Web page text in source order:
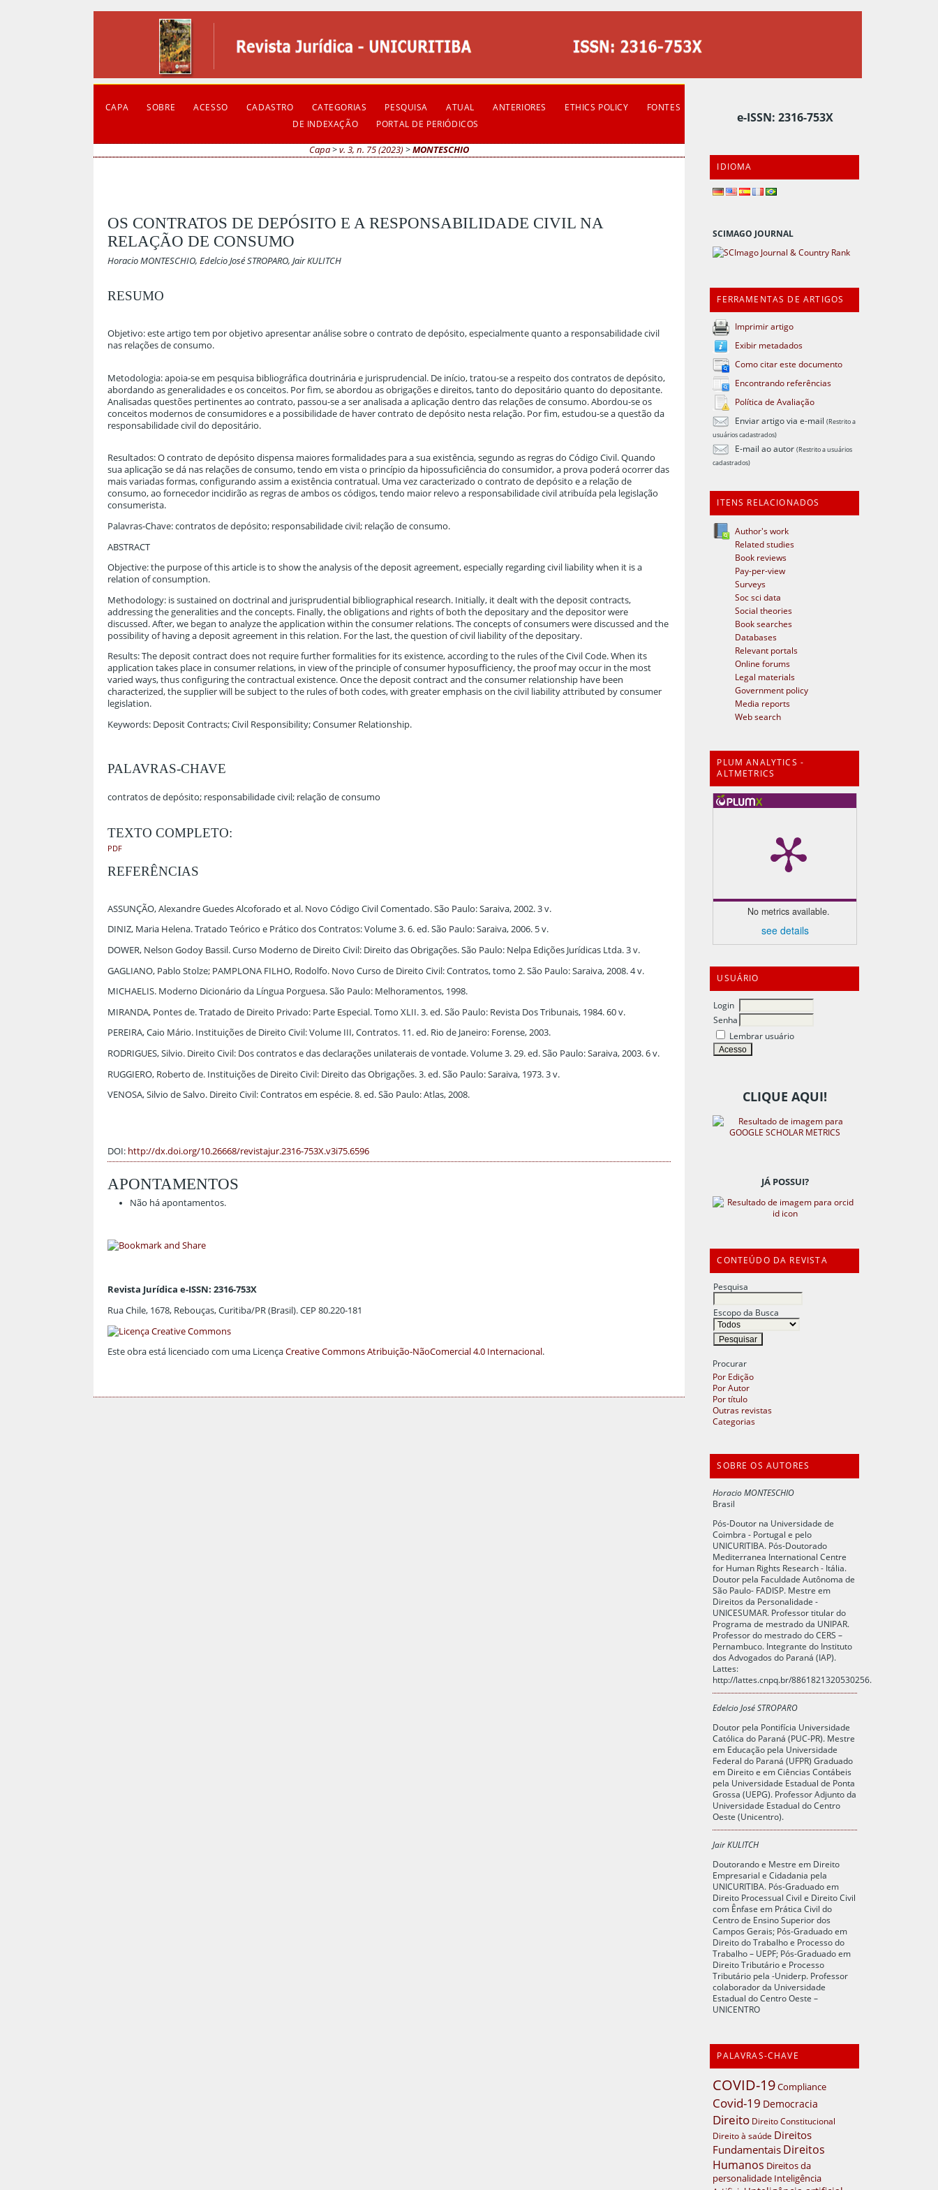
e-ISSN: 2316-753X
IDIOMA
SCIMAGO JOURNAL
FERRAMENTAS DE ARTIGOS
Imprimir artigo
Exibir metadados
Como citar este documento
Encontrando referências
Política de Avaliação
Enviar artigo via e-mail(Restrito a
usuários cadastrados)
E-mail ao autor(Restrito a usuários
cadastrados)
ITENS RELACIONADOS
Author's work
Related studies
Book reviews
Pay-per-view
Surveys
Soc sci data
Social theories
Book searches
Databases
Relevant portals
Online forums
Legal materials
Government policy
Media reports
Web search
PLUM ANALYTICS -
ALTMETRICS
No metrics available.
see details
USUÁRIO
Login
Senha
Lembrar usuário
CLIQUE AQUI!
JÁ POSSUI?
CONTEÚDO DA REVISTA
Pesquisa
Escopo da Busca
Procurar
Por Edição
Por Autor
Por título
Outras revistas
Categorias
SOBRE OS AUTORES
Horacio MONTESCHIO
Brasil
Pós-Doutor na Universidade de
Coimbra - Portugal e pelo
UNICURITIBA. Pós-Doutorado
Mediterranea International Centre
for Human Rights Research - Itália.
Doutor pela Faculdade Autônoma de
São Paulo- FADISP. Mestre em
Direitos da Personalidade -
UNICESUMAR. Professor titular do
Programa de mestrado da UNIPAR.
Professor do mestrado do CERS –
Pernambuco. Integrante do Instituto
dos Advogados do Paraná (IAP).
Lattes:
http://lattes.cnpq.br/8861821320530256.
Edelcio José STROPARO
Doutor pela Pontifícia Universidade
Católica do Paraná (PUC-PR). Mestre
em Educação pela Universidade
Federal do Paraná (UFPR) Graduado
em Direito e em Ciências Contábeis
pela Universidade Estadual de Ponta
Grossa (UEPG). Professor Adjunto da
Universidade Estadual do Centro
Oeste (Unicentro).
Jair KULITCH
Doutorando e Mestre em Direito
Empresarial e Cidadania pela
UNICURITIBA. Pós-Graduado em
Direito Processual Civil e Direito Civil
com Ênfase em Prática Civil do
Centro de Ensino Superior dos
Campos Gerais; Pós-Graduado em
Direito do Trabalho e Processo do
Trabalho – UEPF; Pós-Graduado em
Direito Tributário e Processo
Tributário pela -Uniderp. Professor
colaborador da Universidade
Estadual do Centro Oeste –
UNICENTRO
PALAVRAS-CHAVE
COVID-19Compliance
Covid-19 Democracia
Direito Direito Constitucional
Direito à saúde Direitos
Fundamentais Direitos
Humanos Direitos da
personalidade Inteligência
CAPA SOBRE ACESSO CADASTRO CATEGORIAS PESQUISA ATUAL ANTERIORES ETHICS POLICY
FONTES
DE INDEXAÇÃO
PORTAL DE PERIÓDICOS
Capa>v. 3, n. 75 (2023)>MONTESCHIO
OS CONTRATOS DE DEPÓSITO E A RESPONSABILIDADE CIVIL NA
RELAÇÃO DE CONSUMO
Horacio MONTESCHIO, Edelcio José STROPARO, Jair KULITCH
RESUMO
Objetivo: este artigo tem por objetivo apresentar análise sobre o contrato de depósito, especialmente quanto a responsabilidade civil
nas relações de consumo.
Metodologia: apoia-se em pesquisa bibliográfica doutrinária e jurisprudencial. De início, tratou-se a respeito dos contratos de depósito,
abordando as generalidades e os conceitos. Por fim, se abordou as obrigações e direitos, tanto do depositário quanto do depositante.
Analisadas questões pertinentes ao contrato, passou-se a ser analisada a aplicação dentro das relações de consumo. Abordou-se os
conceitos modernos de consumidores e a possibilidade de haver contrato de depósito nesta relação. Por fim, estudou-se a questão da
responsabilidade civil do depositário.
Resultados: O contrato de depósito dispensa maiores formalidades para a sua existência, segundo as regras do Código Civil. Quando
sua aplicação se dá nas relações de consumo, tendo em vista o princípio da hipossuficiência do consumidor, a prova poderá ocorrer das
mais variadas formas, configurando assim a existência contratual. Uma vez caracterizado o contrato de depósito e a relação de
consumo, ao fornecedor incidirão as regras de ambos os códigos, tendo maior relevo a responsabilidade civil atribuída pela legislação
consumerista.
Palavras-Chave: contratos de depósito; responsabilidade civil; relação de consumo.
ABSTRACT
Objective: the purpose of this article is to show the analysis of the deposit agreement, especially regarding civil liability when it is a
relation of consumption.
Methodology: is sustained on doctrinal and jurisprudential bibliographical research. Initially, it dealt with the deposit contracts,
addressing the generalities and the concepts. Finally, the obligations and rights of both the depositary and the depositor were
discussed. After, we began to analyze the application within the consumer relations. The concepts of consumers were discussed and the
possibility of having a deposit agreement in this relation. For the last, the question of civil liability of the depositary.
Results: The deposit contract does not require further formalities for its existence, according to the rules of the Civil Code. When its
application takes place in consumer relations, in view of the principle of consumer hyposufficiency, the proof may occur in the most
varied ways, thus configuring the contractual existence. Once the deposit contract and the consumer relationship have been
characterized, the supplier will be subject to the rules of both codes, with greater emphasis on the civil liability attributed by consumer
legislation.
Keywords: Deposit Contracts; Civil Responsibility; Consumer Relationship.
PALAVRAS-CHAVE
contratos de depósito; responsabilidade civil; relação de consumo
TEXTO COMPLETO:
PDF
REFERÊNCIAS
ASSUNÇÃO, Alexandre Guedes Alcoforado et al. Novo Código Civil Comentado. São Paulo: Saraiva, 2002. 3 v.
DINIZ, Maria Helena. Tratado Teórico e Prático dos Contratos: Volume 3. 6. ed. São Paulo: Saraiva, 2006. 5 v.
DOWER, Nelson Godoy Bassil. Curso Moderno de Direito Civil: Direito das Obrigações. São Paulo: Nelpa Edições Jurídicas Ltda. 3 v.
GAGLIANO, Pablo Stolze; PAMPLONA FILHO, Rodolfo. Novo Curso de Direito Civil: Contratos, tomo 2. São Paulo: Saraiva, 2008. 4 v.
MICHAELIS. Moderno Dicionário da Língua Porguesa. São Paulo: Melhoramentos, 1998.
MIRANDA, Pontes de. Tratado de Direito Privado: Parte Especial. Tomo XLII. 3. ed. São Paulo: Revista Dos Tribunais, 1984. 60 v.
PEREIRA, Caio Mário. Instituições de Direito Civil: Volume III, Contratos. 11. ed. Rio de Janeiro: Forense, 2003.
RODRIGUES, Silvio. Direito Civil: Dos contratos e das declarações unilaterais de vontade. Volume 3. 29. ed. São Paulo: Saraiva, 2003. 6 v.
RUGGIERO, Roberto de. Instituições de Direito Civil: Direito das Obrigações. 3. ed. São Paulo: Saraiva, 1973. 3 v.
VENOSA, Silvio de Salvo. Direito Civil: Contratos em espécie. 8. ed. São Paulo: Atlas, 2008.
DOI: http://dx.doi.org/10.26668/revistajur.2316-753X.v3i75.6596
APONTAMENTOS
Não há apontamentos.
Revista Jurídica e-ISSN: 2316-753X
Rua Chile, 1678, Rebouças, Curitiba/PR (Brasil). CEP 80.220-181
Este obra está licenciado com uma LicençaCreative Commons Atribuição-NãoComercial 4.0 Internacional.